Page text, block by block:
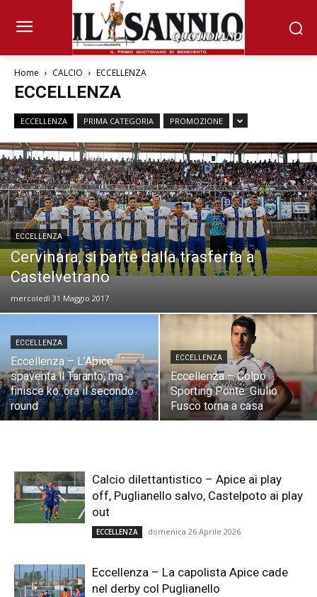
Home CALCIO ECCELLENZA
ECCELLENZA
ECCELLENZA PRIMA CATEGORIA PROMOZIONE
ECCELLENZA
Cervinara, si parte dalla trasferta a
Castelvetrano
mercoledì 31 Maggio 2017
ECCELLENZA
Eccellenza – L’Apice
spaventa il Taranto, ma
finisce ko: ora il secondo
round
ECCELLENZA
Eccellenza – Colpo
Sporting Ponte: Giulio
Fusco torna a casa
Calcio dilettantistico – Apice ai play
off, Puglianello salvo, Castelpoto ai play
out
ECCELLENZA domenica 26 Aprile 2026
Eccellenza – La capolista Apice cade
nel derby col Puglianello